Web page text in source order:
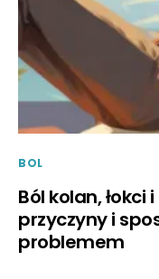
BOL
Ból kolan,
przyczyny i
problemem